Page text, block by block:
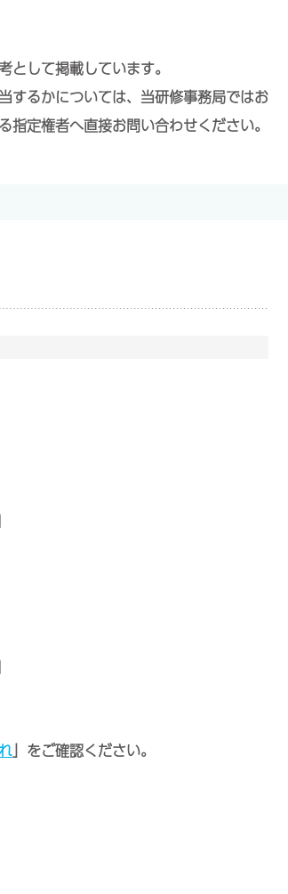
して掲載しています。
するかについては、当研修事務局ではお
定権者へ直接お問い合わせください。
」をご確認ください。